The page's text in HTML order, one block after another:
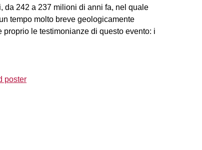
da 242 a 237 milioni di anni fa, nel quale
tempo molto breve geologicamente
le testimonianze di questo evento: i
poster